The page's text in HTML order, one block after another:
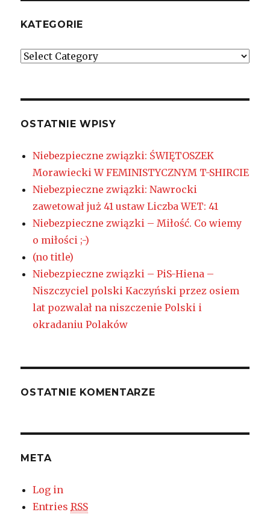
KATEGORIE
Kategorie
OSTATNIE WPISY
Niebezpieczne związki: ŚWIĘTOSZEK
Morawiecki W FEMINISTYCZNYM T-SHIRCIE
Niebezpieczne związki: Nawrocki
zawetował już 41 ustaw Liczba WET: 41
Niebezpieczne związki – Miłość. Co wiemy
o miłości ;-)
(no title)
Niebezpieczne związki – PiS-Hiena –
Niszczyciel polski Kaczyński przez osiem
lat pozwalał na niszczenie Polski i
okradaniu Polaków
OSTATNIE KOMENTARZE
META
Log in
EntriesRSS